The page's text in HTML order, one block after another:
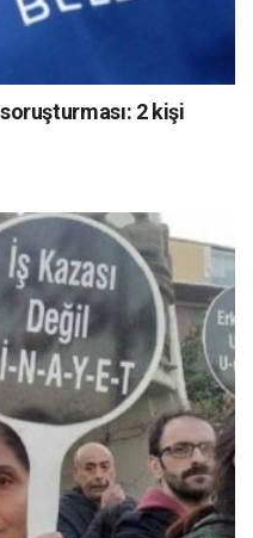
2 kişi